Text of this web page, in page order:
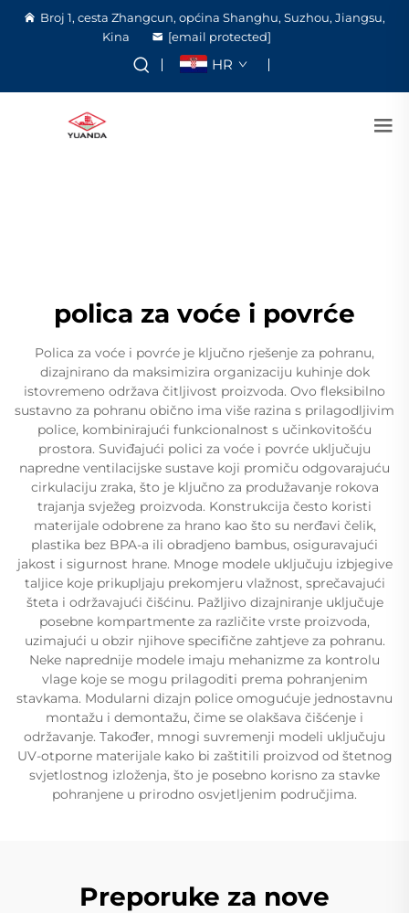
Broj 1, cesta Zhangcun, općina Shanghu, Suzhou, Jiangsu,
Kina
[email protected]
HR
polica za voće i povrće
Polica za voće i povrće je ključno rješenje za pohranu,
dizajnirano da maksimizira organizaciju kuhinje dok
istovremeno održava čitljivost proizvoda. Ovo fleksibilno
sustavno za pohranu obično ima više razina s prilagodljivim
police, kombinirajući funkcionalnost s učinkovitošću
prostora. Suviđajući polici za voće i povrće uključuju
napredne ventilacijske sustave koji promiču odgovarajuću
cirkulaciju zraka, što je ključno za produžavanje rokova
trajanja svježeg proizvoda. Konstrukcija često koristi
materijale odobrene za hrano kao što su nerđavi čelik,
plastika bez BPA-a ili obradjeno bambus, osiguravajući
jakost i sigurnost hrane. Mnoge modele uključuju izbjegive
taljice koje prikupljaju prekomjeru vlažnost, sprečavajući
šteta i održavajući čišćinu. Pažljivo dizajniranje uključuje
posebne kompartmente za različite vrste proizvoda,
uzimajući u obzir njihove specifične zahtjeve za pohranu.
Neke naprednije modele imaju mehanizme za kontrolu
vlage koje se mogu prilagoditi prema pohranjenim
stavkama. Modularni dizajn police omogućuje jednostavnu
montažu i demontažu, čime se olakšava čišćenje i
održavanje. Također, mnogi suvremenji modeli uključuju
UV-otporne materijale kako bi zaštitili proizvod od štetnog
svjetlostnog izloženja, što je posebno korisno za stavke
pohranjene u prirodno osvjetljenim područjima.
Preporuke za nove